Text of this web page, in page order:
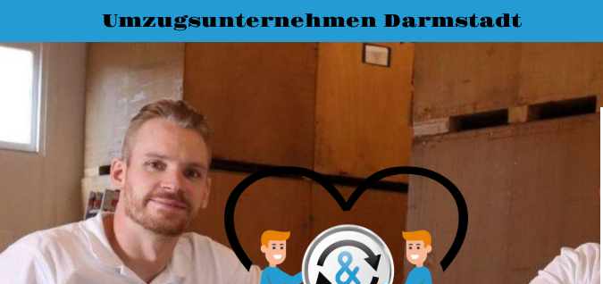
Umzugsunternehmen Darmstadt